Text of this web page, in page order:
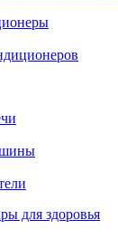
для здоровья